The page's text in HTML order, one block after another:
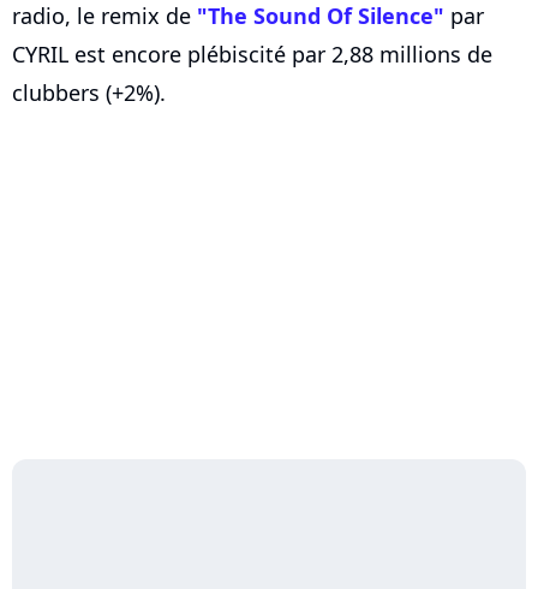
radio, le remix de "The Sound Of Silence" par
CYRIL est encore plébiscité par 2,88 millions de
clubbers (+2%).